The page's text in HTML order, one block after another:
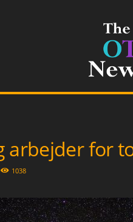
arbejder for
1038